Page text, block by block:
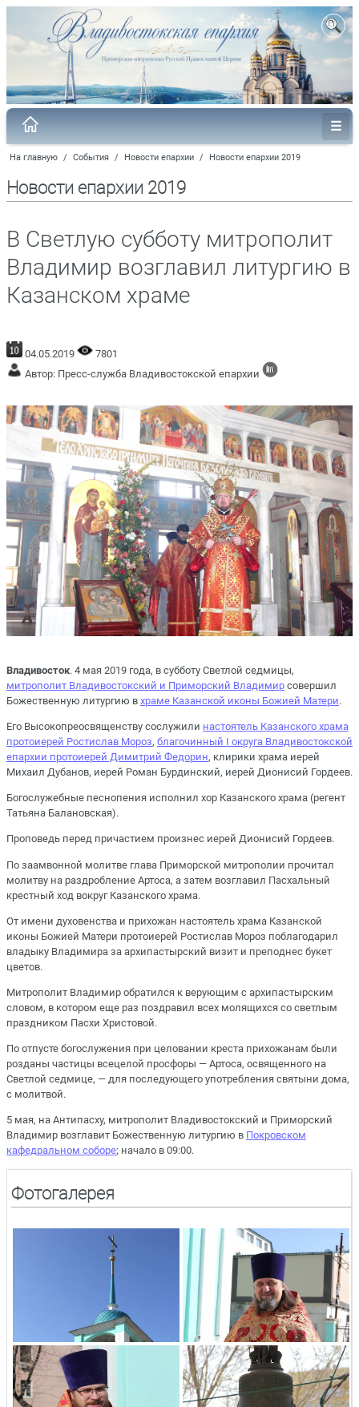
На главную / События / Новости епархии / Новости епархии 2019
Новости епархии 2019
В Светлую субботу митрополит
Владимир возглавил литургию в
Казанском храме
04.05.2019
7801
Автор: Пресс-служба Владивостокской епархии
Владивосток. 4 мая 2019 года, в субботу Светлой седмицы,
митрополит Владивостокский и Приморский Владимир совершил
Божественную литургию в храме Казанской иконы Божией Матери.
Его Высокопреосвященству сослужили настоятель Казанского храма
протоиерей Ростислав Мороз, благочинный I округа Владивостокской
епархии протоиерей Димитрий Федорин, клирики храма иерей
Михаил Дубанов, иерей Роман Бурдинский, иерей Дионисий Гордеев.
Богослужебные песнопения исполнил хор Казанского храма (регент
Татьяна Балановская).
Проповедь перед причастием произнес иерей Дионисий Гордеев.
По заамвонной молитве глава Приморской митрополии прочитал
молитву на раздробление Артоса, а затем возглавил Пасхальный
крестный ход вокруг Казанского храма.
От имени духовенства и прихожан настоятель храма Казанской
иконы Божией Матери протоиерей Ростислав Мороз поблагодарил
владыку Владимира за архипастырский визит и преподнес букет
цветов.
Митрополит Владимир обратился к верующим с архипастырским
словом, в котором еще раз поздравил всех молящихся со светлым
праздником Пасхи Христовой.
По отпусте богослужения при целовании креста прихожанам были
розданы частицы всецелой просфоры — Артоса, освященного на
Светлой седмице, — для последующего употребления святыни дома,
с молитвой.
5 мая, на Антипасху, митрополит Владивостокский и Приморский
Владимир возглавит Божественную литургию в Покровском
кафедральном соборе; начало в 09:00.
Фотогалерея